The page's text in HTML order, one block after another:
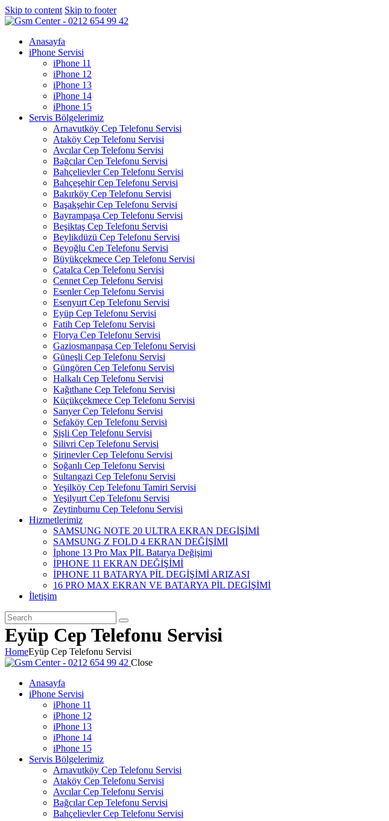
Skip to content Skip to footer
Anasayfa
iPhone Servisi
iPhone 11
iPhone 12
iPhone 13
iPhone 14
iPhone 15
Servis Bölgelerimiz
Arnavutköy Cep Telefonu Servisi
Ataköy Cep Telefonu Servisi
Avcılar Cep Telefonu Servisi
Bağcılar Cep Telefonu Servisi
Bahçelievler Cep Telefonu Servisi
Bahçeşehir Cep Telefonu Servisi
Bakırköy Cep Telefonu Servisi
Başakşehir Cep Telefonu Servisi
Bayrampaşa Cep Telefonu Servisi
Beşiktaş Cep Telefonu Servisi
Beylikdüzü Cep Telefonu Servisi
Beyoğlu Cep Telefonu Servisi
Büyükçekmece Cep Telefonu Servisi
Çatalca Cep Telefonu Servisi
Cennet Cep Telefonu Servisi
Esenler Cep Telefonu Servisi
Esenyurt Cep Telefonu Servisi
Eyüp Cep Telefonu Servisi
Fatih Cep Telefonu Servisi
Florya Cep Telefonu Servisi
Gaziosmanpaşa Cep Telefonu Servisi
Güneşli Cep Telefonu Servisi
Güngören Cep Telefonu Servisi
Halkalı Cep Telefonu Servisi
Kağıthane Cep Telefonu Servisi
Küçükçekmece Cep Telefonu Servisi
Sarıyer Cep Telefonu Servisi
Sefaköy Cep Telefonu Servisi
Şişli Cep Telefonu Servisi
Silivri Cep Telefonu Servisi
Şirinevler Cep Telefonu Servisi
Soğanlı Cep Telefonu Servisi
Sultangazi Cep Telefonu Servisi
Yeşilköy Cep Telefonu Tamiri Servisi
Yeşilyurt Cep Telefonu Servisi
Zeytinburnu Cep Telefonu Servisi
Hizmetlerimiz
SAMSUNG NOTE 20 ULTRA EKRAN DEGİŞİMİ
SAMSUNG Z FOLD 4 EKRAN DEĞİŞİMİ
İphone 13 Pro Max PİL Batarya Değişimi
İPHONE 11 EKRAN DEĞİŞİMİ
İPHONE 11 BATARYA PİL DEGİŞİMİ ARIZASI
16 PRO MAX EKRAN VE BATARYA PİL DEGİŞİMİ
İletişim
Eyüp Cep Telefonu Servisi
HomeEyüp Cep Telefonu Servisi
Close
Anasayfa
iPhone Servisi
iPhone 11
iPhone 12
iPhone 13
iPhone 14
iPhone 15
Servis Bölgelerimiz
Arnavutköy Cep Telefonu Servisi
Ataköy Cep Telefonu Servisi
Avcılar Cep Telefonu Servisi
Bağcılar Cep Telefonu Servisi
Bahçelievler Cep Telefonu Servisi